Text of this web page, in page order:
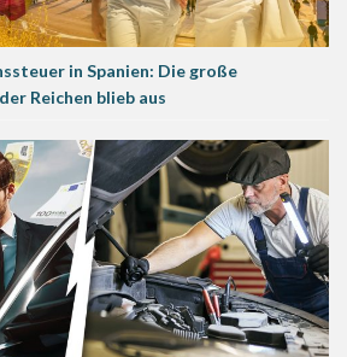
in Spanien: Die große
Reichen blieb aus